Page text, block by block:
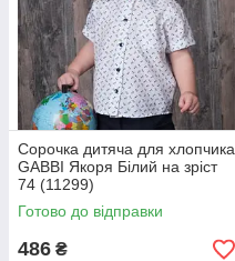
Сорочка дитяча для хлопчика
GABBI Якоря Білий на зріст
74 (11299)
Готово до відправки
486 ₴